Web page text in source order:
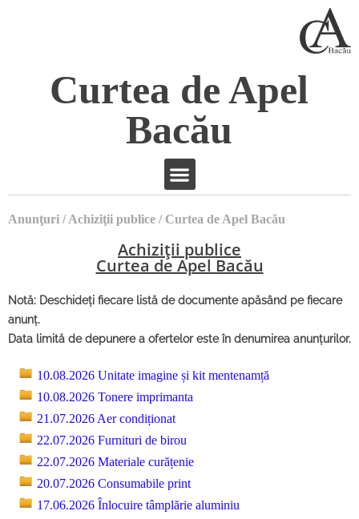
Curtea de Apel
Bacău
Anunţuri / Achiziţii publice / Curtea de Apel Bacău
Achiziții publice
Curtea de Apel Bacău
Notă: Deschideţi fiecare listă de documente apăsând pe fiecare
anunţ.
Data limită de depunere a ofertelor este în denumirea anunţurilor.
10.08.2026 Unitate imagine și kit mentenamță
10.08.2026 Tonere imprimanta
21.07.2026 Aer condiționat
22.07.2026 Furnituri de birou
22.07.2026 Materiale curățenie
20.07.2026 Consumabile print
17.06.2026 Înlocuire tâmplărie aluminiu